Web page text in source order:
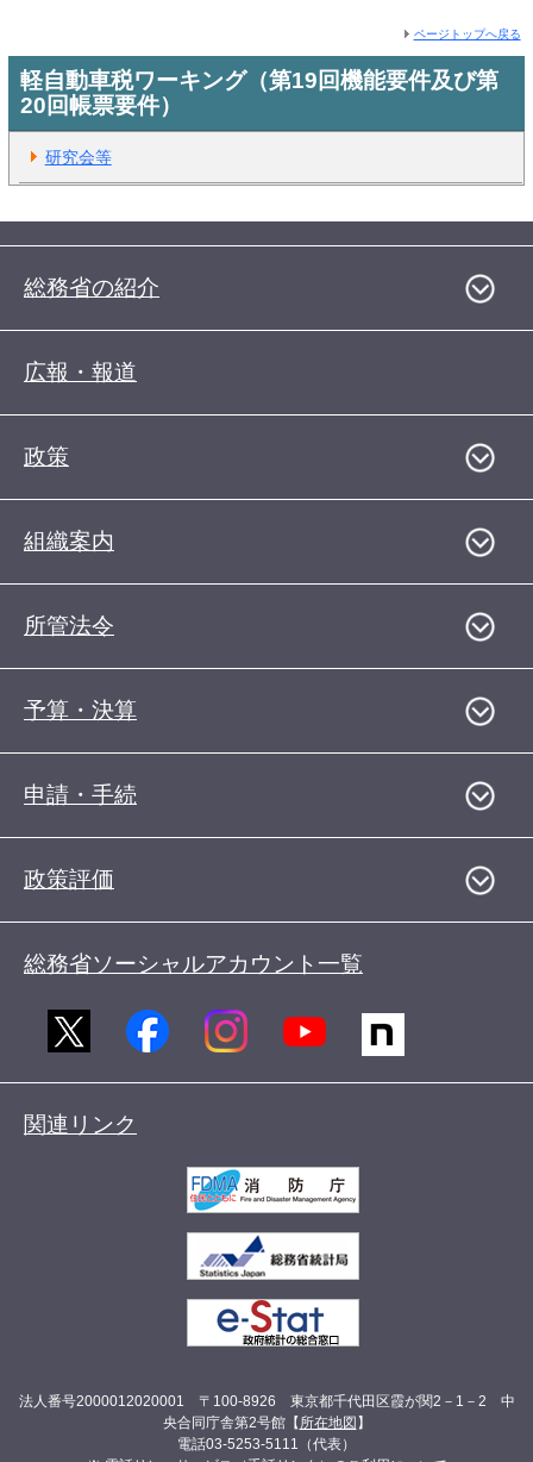
ページトップへ戻る
軽自動車税ワーキング（第19回機能要件及び第
20回帳票要件）
研究会等
総務省の紹介
広報・報道
政策
組織案内
所管法令
予算・決算
申請・手続
政策評価
総務省ソーシャルアカウント一覧
関連リンク
法人番号2000012020001 〒100-8926 東京都千代田区霞が関2－1－2 中
央合同庁舎第2号館【 所在地図 】
電話03-5253-5111（代表）